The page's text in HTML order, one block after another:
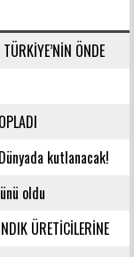
ÖNDE
kutlanacak!
oldu
ÜRETİCİLERİNE